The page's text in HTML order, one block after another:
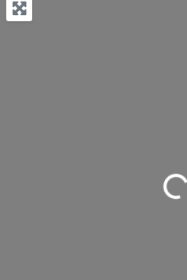
Loading...